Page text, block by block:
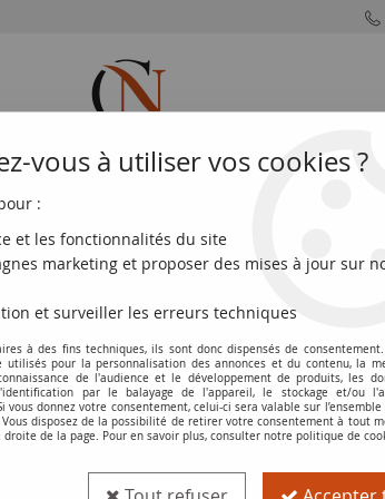
DU MONDE EUROS
Billet Iran 50 Rials , Mohammad Reza
Réf. :100114535
vous à utiliser vos cookies ?
:
et les fonctionnalités du site
marketing et proposer des mises à jour sur
et surveiller les erreurs techniques
à des fins techniques, ils sont donc dispensés de
utilisés pour la personnalisation des annonces et du contenu, la
de l'audience et le développement de produits, les
par le balayage de l'appareil, le stockage et/ou
donnez votre consentement, celui-ci sera valable sur l’ensemble
disposez de la possibilité de retirer votre consentement à tout
de la page. Pour en savoir plus, consulter notre politique de